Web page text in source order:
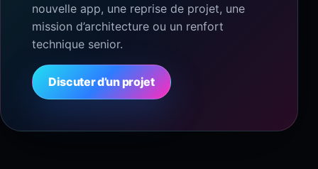
nouvelle app, une reprise de projet, une
mission d’architecture ou un renfort
technique senior.
Discuter d’un projet